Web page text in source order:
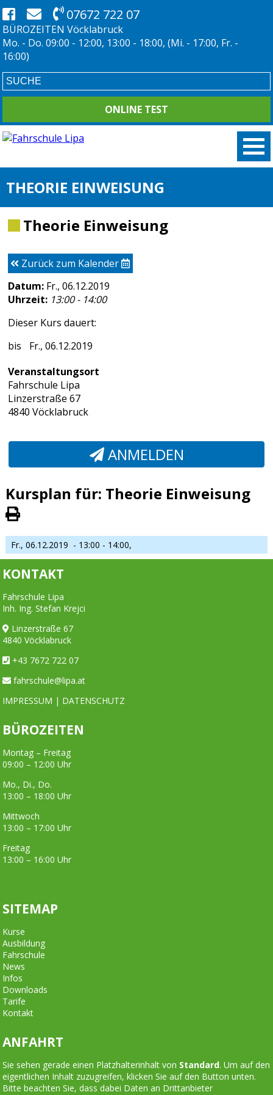
07672 722 07
BÜROZEITEN Vöcklabruck
Mo. - Do. 09:00 - 12:00, 13:00 - 18:00, (Mi. - 17:00, Fr. -
16:00)
ONLINE TEST
THEORIE EINWEISUNG
Theorie Einweisung
Zurück zum Kalender
Datum: Fr., 06.12.2019
Uhrzeit: 13:00 - 14:00
Dieser Kurs dauert:
Fr., 06.12.2019
Veranstaltungsort
Fahrschule Lipa
Linzerstraße 67
4840 Vöcklabruck
ANMELDEN
Kursplan für: Theorie Einweisung
Fr., 06.12.2019 - 13:00 - 14:00,
KONTAKT
Fahrschule Lipa
Inh. Ing. Stefan Krejci
Linzerstraße 67
4840 Vöcklabruck
+43 7672 722 07
fahrschule@lipa.at
IMPRESSUM | DATENSCHUTZ
BÜROZEITEN
Montag – Freitag
09:00 – 12:00 Uhr
Mo., Di., Do.
13:00 – 18:00 Uhr
Mittwoch
13:00 – 17:00 Uhr
Freitag
13:00 – 16:00 Uhr
SITEMAP
Kurse
Ausbildung
Fahrschule
News
Infos
Downloads
Tarife
Kontakt
ANFAHRT
Sie sehen gerade einen Platzhalterinhalt von Standard. Um auf den
eigentlichen Inhalt zuzugreifen, klicken Sie auf den Button unten.
Bitte beachten Sie, dass dabei Daten an Drittanbieter